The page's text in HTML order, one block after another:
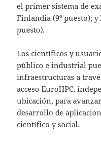
el primer sistema de
Finlandia (9º puesto);
puesto).
Los científicos y
público e industrial
infraestructuras a
acceso EuroHPC,
ubicación, para
desarrollo de
científico y social.